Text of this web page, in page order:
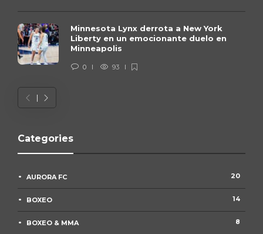
Minnesota Lynx derrota a New York
Liberty en un emocionante duelo en
Minneapolis
0 93
Categories
AURORA FC 20
BOXEO 14
BOXEO & MMA 8